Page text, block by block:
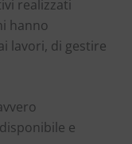
realizzati
hanno
lavori, di gestire
e